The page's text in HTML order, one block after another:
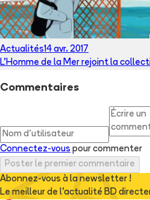
Actualités14 avr. 2017
L'Homme de la Mer rejoint la
Commentaires
Connectez-vous pour commenter
Poster le premier commentaire
Abonnez-vous à la newsletter !
Le meilleur de l'actualité BD